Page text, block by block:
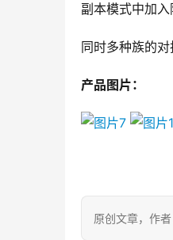
副本模式中加
同时多种族的
产品图片：
原创文章，作